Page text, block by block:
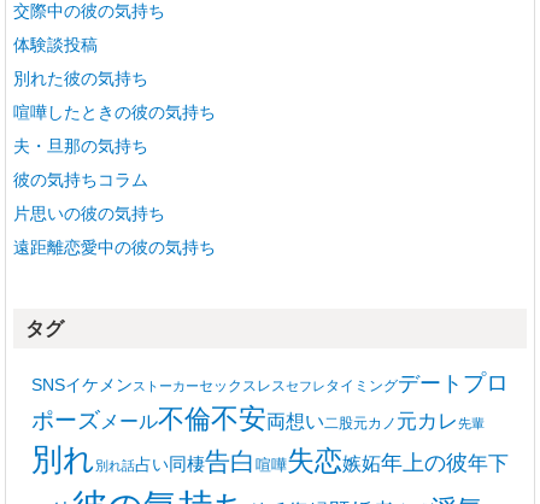
交際中の彼の気持ち
体験談投稿
別れた彼の気持ち
喧嘩したときの彼の気持ち
夫・旦那の気持ち
彼の気持ちコラム
片思いの彼の気持ち
遠距離恋愛中の彼の気持ち
タグ
SNSイケメンストーカーセックスレスセフレタイミングデート プロ
ポーズ メール不倫不安両想い二股元カノ 元カレ先輩
別れ別れ話占い同棲告白 喧嘩失恋嫉妬年上の彼年下